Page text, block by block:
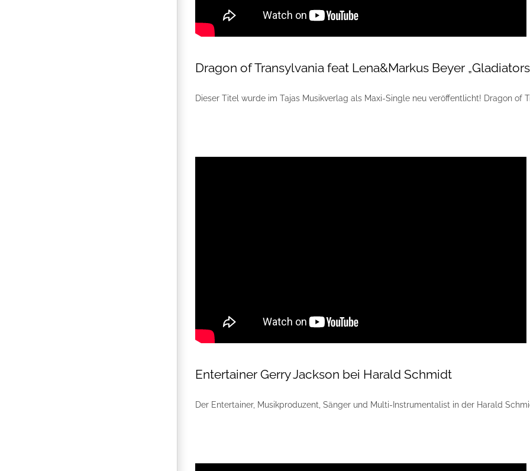
Dragon of Transylvania feat Lena&Markus Beyer
Dieser Titel wurde im Tajas Musikverlag als Maxi-Single neu veröffentlicht! Dragon of
Entertainer Gerry Jackson bei Harald Schmidt
Der Entertainer, Musikproduzent, Sänger und Multi-Instrumentalist in der Harald